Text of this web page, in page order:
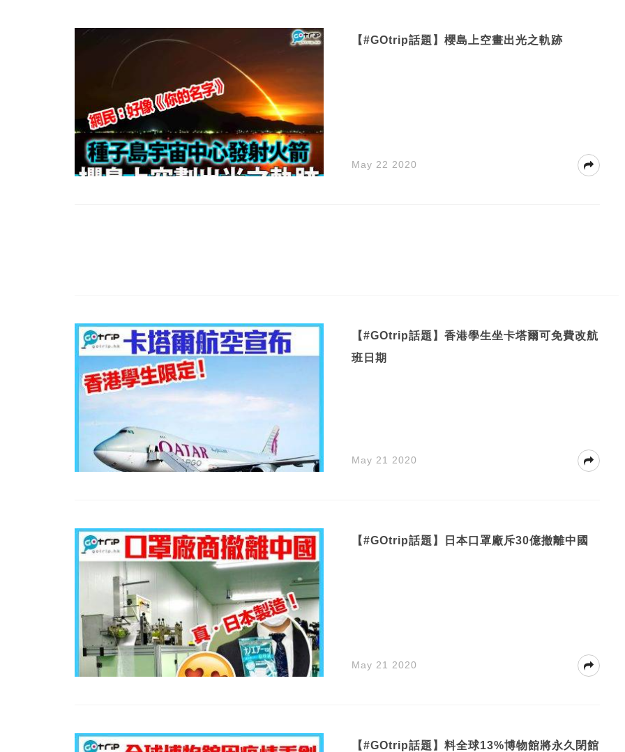
【#GOtrip話題】櫻島上空畫出光之軌跡
May 22 2020
【#GOtrip話題】香港學生坐卡塔爾可免費改航
班日期
May 21 2020
【#GOtrip話題】日本口罩廠斥30億撤離中國
May 21 2020
【#GOtrip話題】料全球13%博物館將永久閉館